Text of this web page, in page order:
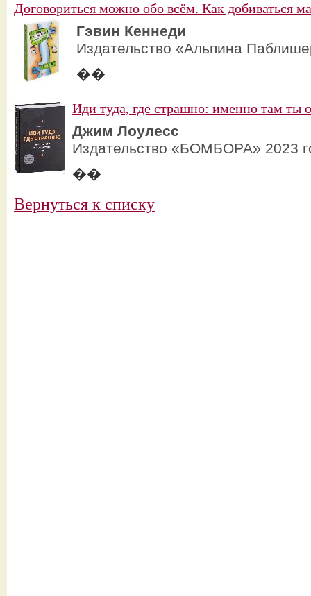
Договориться можно обо всём. Как добиваться
Гэвин Кеннеди
Издательство «Альпина
��
Иди туда, где страшно: именно там ты
Джим Лоулесс
Издательство «БОМБОРА» 2023
��
Вернуться к списку